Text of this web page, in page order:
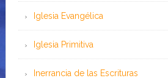
Iglesia Evangélica
Iglesia Primitiva
Inerrancia de las Escrituras